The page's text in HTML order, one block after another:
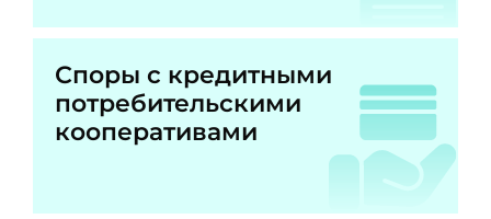
Споры с кредитными
потребительскими
кооперативами